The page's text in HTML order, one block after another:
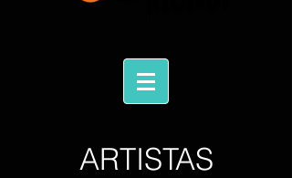
ARTISTAS